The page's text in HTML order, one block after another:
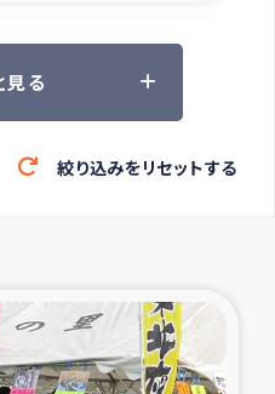
加者の声
援の時代
豪雨緊急支援
水被災者支援
見る
絞り込みをリセットする